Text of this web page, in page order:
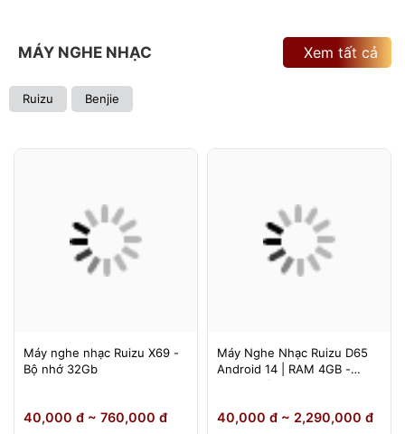
MÁY NGHE NHẠC
Ruizu Benjie
Xem tất cả
Máy nghe nhạc Ruizu X69 -
Bộ nhớ 32Gb
40,000 đ ~ 760,000 đ
Máy Nghe Nhạc Ruizu D65
Android 14 | RAM 4GB -
64GB Chính Hãng
40,000 đ ~ 2,290,000 đ